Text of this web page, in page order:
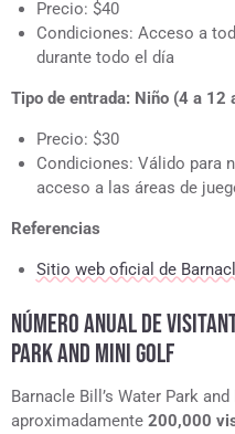
Precio: $40
Condiciones: Acceso a
durante todo el día
Tipo de entrada: Niño (4 a 12
Precio: $30
Condiciones: Válido para
acceso a las áreas de
Referencias
Sitio web oficial de
NÚMERO ANUAL DE
PARK AND MINI GOLF
Barnacle Bill’s Water Park
aproximadamente 200,000